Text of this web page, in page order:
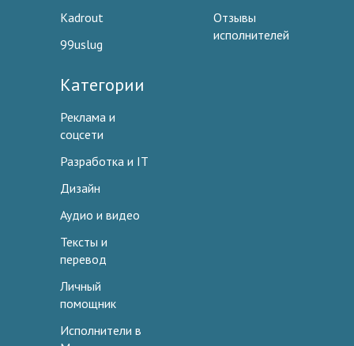
Kadrout
99uslug
Отзывы
исполнителей
Категории
Реклама и
соцсети
Разработка и IT
Дизайн
Аудио и видео
Тексты и
перевод
Личный
помощник
Исполнители в